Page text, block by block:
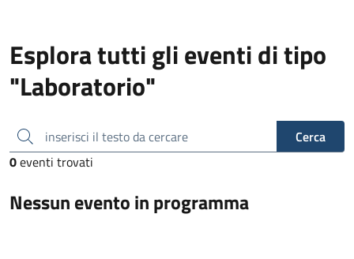
Esplora tutti gli eventi di tipo
"Laboratorio"
inserisci il testo da cercare
Cerca
0eventi trovati
Nessun evento in programma